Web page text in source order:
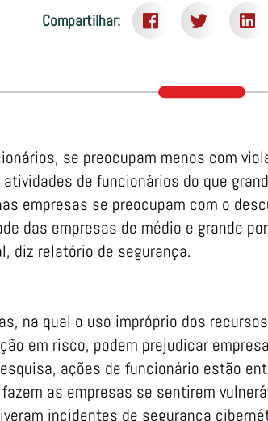
Compartilhar:
se preocupam menos com
de funcionários do que
empresas se preocupam com o
das empresas de médio e grande
diz relatório de segurança.
na qual o uso impróprio dos
em risco, podem prejudicar
ações de funcionário estão
as empresas se sentirem
incidentes de segurança